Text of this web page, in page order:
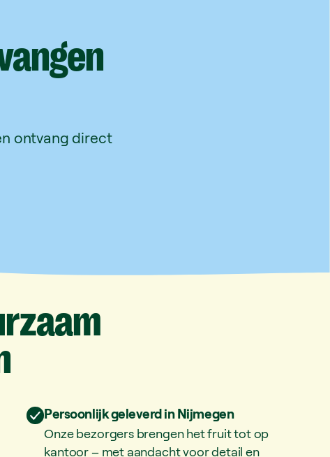
ontvang direct
Persoonlijk geleverd in Nijmegen
Onze bezorgers brengen het fruit tot op
kantoor – met aandacht voor detail en